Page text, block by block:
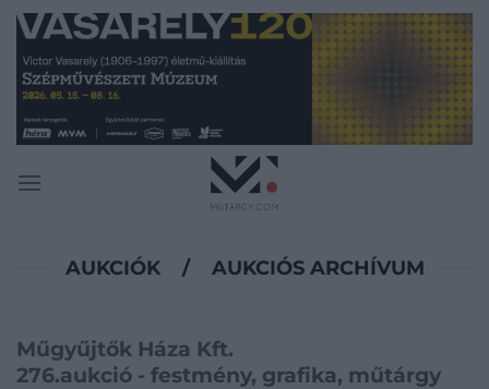
Skip
content
AUKCIÓK / AUKCIÓS ARCHÍVUM
Műgyűjtők Háza Kft.
276.aukció - festmény, grafika, műtárgy